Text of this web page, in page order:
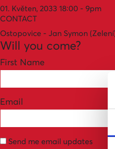
01. Květen, 2033 18:00 - 9pm
CONTACT
Ostopovice - Jan Symon
Will you come?
First Name
Email
Send me email updates